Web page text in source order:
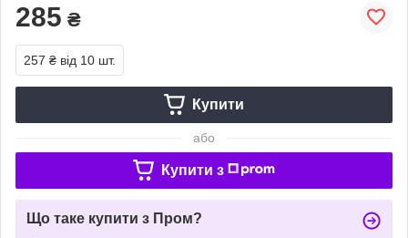
285 ₴
257 ₴ від 10 шт.
Купити
або
Купити з
Що таке купити з Пром?